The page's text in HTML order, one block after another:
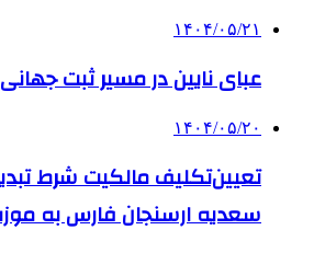
۱۴۰۴/۰۵/۲۱
عبای نایین در مسیر ثبت
۱۴۰۴/۰۵/۲۰
تعیین‌تکلیف مالکیت شرط
سعدیه ارسنجان فارس به